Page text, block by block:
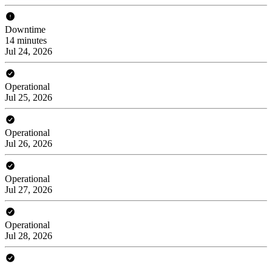
Downtime
14 minutes
Jul 24, 2026
Operational
Jul 25, 2026
Operational
Jul 26, 2026
Operational
Jul 27, 2026
Operational
Jul 28, 2026